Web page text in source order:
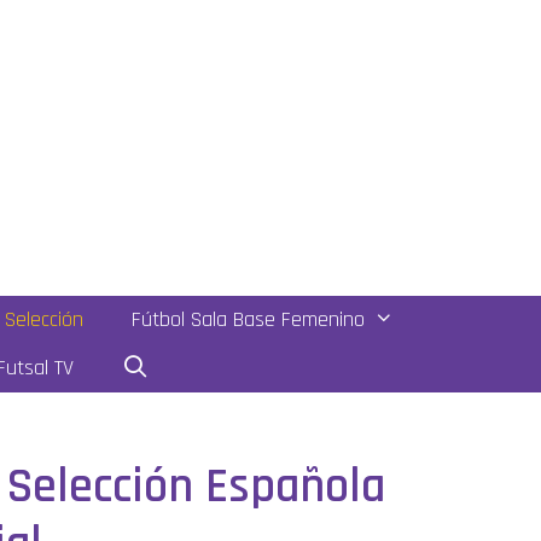
Selección
Fútbol Sala Base Femenino
TV
Española